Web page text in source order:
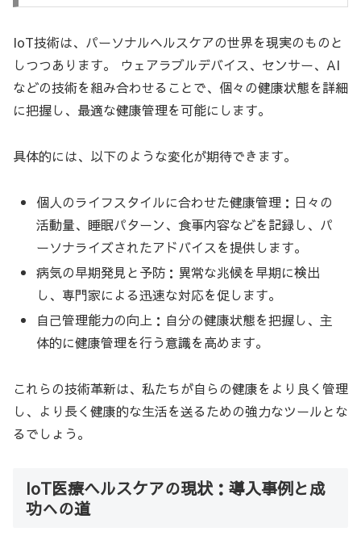
IoT技術は、パーソナルヘルスケアの世界を現実のものと
しつつあります。 ウェアラブルデバイス、センサー、AI
などの技術を組み合わせることで、個々の健康状態を詳細
に把握し、最適な健康管理を可能にします。
具体的には、以下のような変化が期待できます。
個人のライフスタイルに合わせた健康管理：日々の
活動量、睡眠パターン、食事内容などを記録し、パ
ーソナライズされたアドバイスを提供します。
病気の早期発見と予防：異常な兆候を早期に検出
し、専門家による迅速な対応を促します。
自己管理能力の向上：自分の健康状態を把握し、主
体的に健康管理を行う意識を高めます。
これらの技術革新は、私たちが自らの健康をより良く管理
し、より長く健康的な生活を送るための強力なツールとな
るでしょう。
IoT医療ヘルスケアの現状：導入事例と成
功への道